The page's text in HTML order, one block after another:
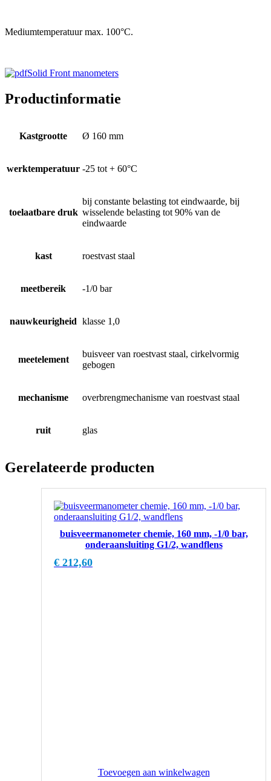
Mediumtemperatuur max. 100°C.
Solid Front manometers
Productinformatie
Kastgrootte Ø 160 mm
werktemperatuur -25 tot + 60°C
toelaatbare druk
bij constante belasting tot eindwaarde, bij
wisselende belasting tot 90% van de
eindwaarde
kast roestvast staal
meetbereik -1/0 bar
nauwkeurigheid klasse 1,0
meetelement
buisveer van roestvast staal, cirkelvormig
gebogen
mechanisme overbrengmechanisme van roestvast staal
ruit glas
Gerelateerde producten
buisveermanometer chemie, 160 mm, -1/0 bar,
onderaansluiting G1/2, wandflens
€ 212,60
Toevoegen aan winkelwagen